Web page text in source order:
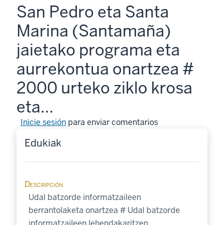
San Pedro eta Santa
Marina (Santamaña)
jaietako programa eta
aurrekontua onartzea #
2000 urteko ziklo krosa
eta…
Inicie sesiónpara enviar comentarios
Edukiak
Descripción
Udal batzorde informatzaileen
berrantolaketa onartzea # Udal batzorde